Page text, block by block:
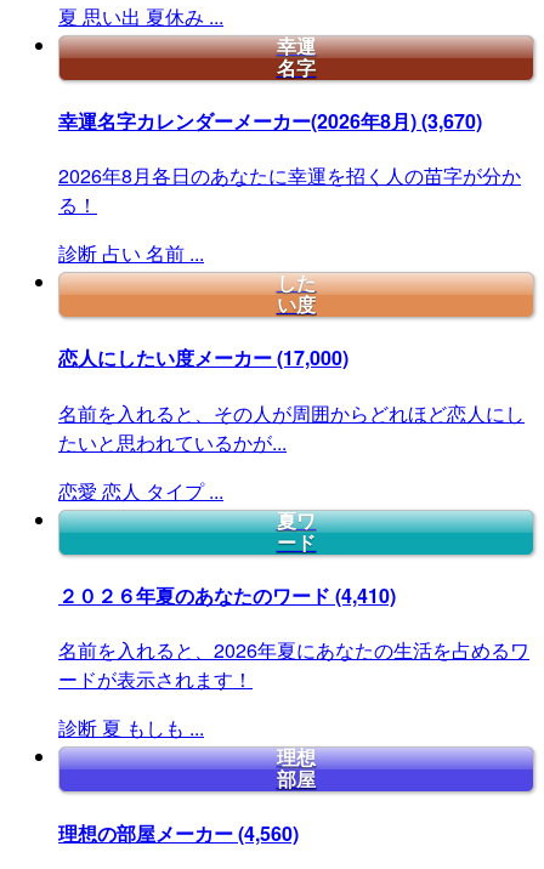
夏 思い出 夏休み ...
幸運
名字
幸運名字カレンダーメーカー(2026年8月)(3,670)
2026年8月各日のあなたに幸運を招く人の苗字が分か
る！
診断 占い 名前 ...
した
い度
恋人にしたい度メーカー(17,000)
名前を入れると、その人が周囲からどれほど恋人にし
たいと思われているかが...
恋愛 恋人 タイプ ...
夏ワ
ード
２０２６年夏のあなたのワード (4,410)
名前を入れると、2026年夏にあなたの生活を占めるワ
ードが表示されます！
診断 夏 もしも ...
理想
部屋
理想の部屋メーカー(4,560)